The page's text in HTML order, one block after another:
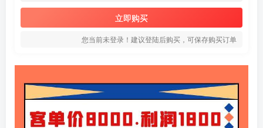
立即购买
您当前未登录！建议登陆后购买，可保存购买订单